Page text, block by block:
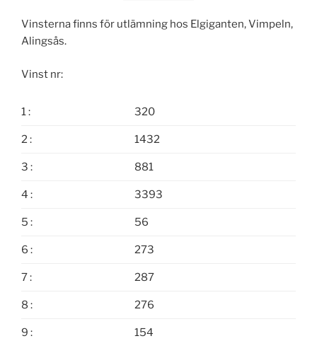
Vinsterna finns för utlämning hos Elgiganten, Vimpeln,
Alingsås.
Vinst nr:
1 : 320
2 : 1432
3 : 881
4 : 3393
5 : 56
6 : 273
7 : 287
8 : 276
9 : 154